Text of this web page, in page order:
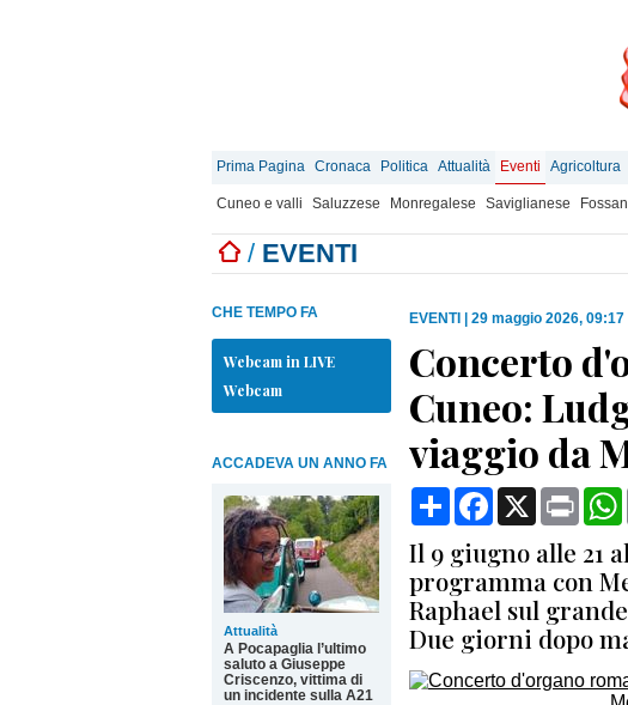
Prima Pagina Cronaca Politica Attualità Eventi Agricoltura
Cuneo e valli Saluzzese Monregalese Saviglianese
/ EVENTI
CHE TEMPO FA
Webcam in LIVE
Webcam
ACCADEVA UN ANNO FA
Attualità
A Pocapaglia l’ultimo
saluto a Giuseppe
Criscenzo, vittima di
un incidente sulla A21
EVENTI 29 maggio 2026, 09:17
Concerto
Cuneo:
viaggio da
CondividiFacebook
X Print
Il 9 giugno alle 21
programma con
Raphael sul
Due giorni dopo